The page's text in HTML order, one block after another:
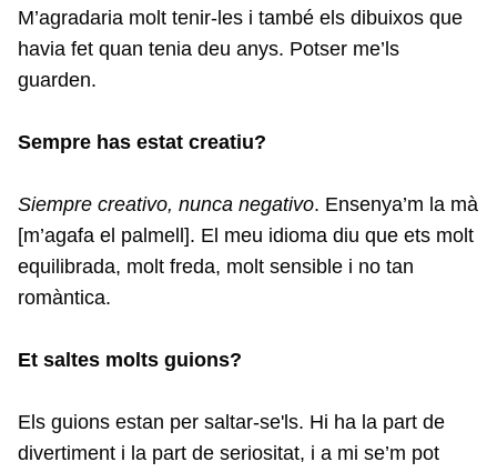
M’agradaria molt tenir-les i també els dibuixos que
havia fet quan tenia deu anys. Potser me’ls
guarden.
Sempre has estat creatiu?
Siempre creativo, nunca negativo. Ensenya’m la mà
[m’agafa el palmell]. El meu idioma diu que ets molt
equilibrada, molt freda, molt sensible i no tan
romàntica.
Et saltes molts guions?
Els guions estan per saltar-se'ls. Hi ha la part de
divertiment i la part de seriositat, i a mi se’m pot